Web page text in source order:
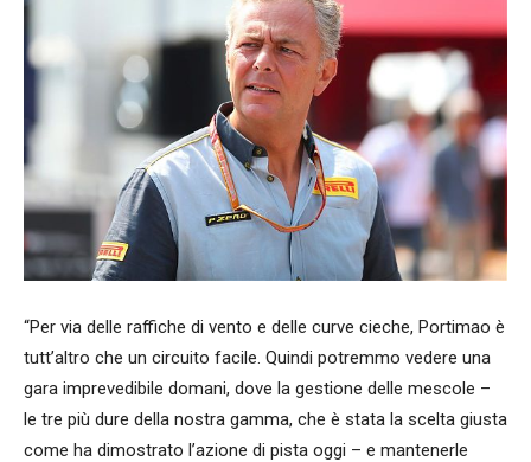
“Per via delle raffiche di vento e delle curve cieche, Portimao è
tutt’altro che un circuito facile. Quindi potremmo vedere una
gara imprevedibile domani, dove la gestione delle mescole –
le tre più dure della nostra gamma, che è stata la scelta giusta
come ha dimostrato l’azione di pista oggi – e mantenerle